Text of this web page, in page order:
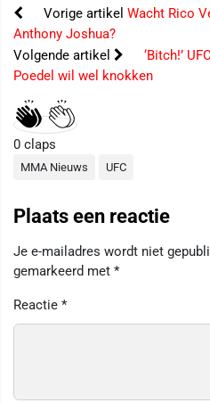
Vorige artikel Wacht Rico
Anthony Joshua?
Volgende artikel
‘Bitch!’
Poedel wil wel knokken
0 claps
MMA Nieuws UFC
Plaats een reactie
Je e-mailadres wordt niet
gemarkeerd met *
Reactie *